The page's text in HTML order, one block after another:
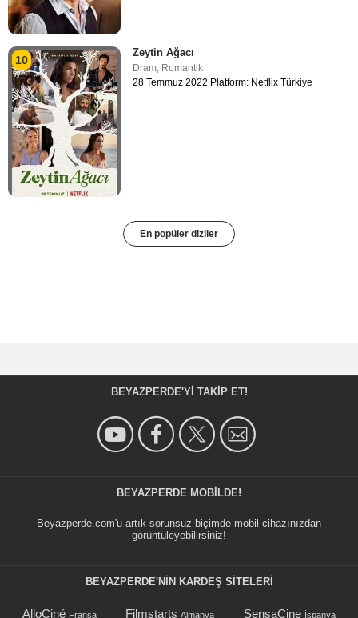
10
Zeytin Ağacı
Dram, Romantik
28 Temmuz 2022 Platform: Netflix Türkiye
En popüler diziler
BEYAZPERDE'YI TAKIP ET!
BEYAZPERDE MOBILDE!
Beyazperde.com'u artık sorunsuz biçimde mobil cihazınızdan
görüntüleyebilirsiniz!
BEYAZPERDE'NIN KARDEŞ SİTELERİ
AlloCiné Fransa Filmstarts Almanya SensaCine İspanya